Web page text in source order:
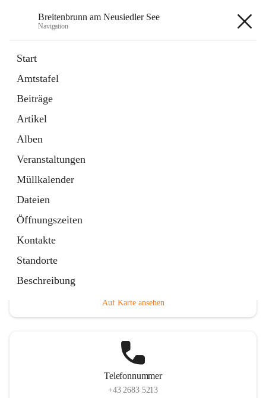
Breitenbrunn am Neusiedler See
Navigation
Start
Amtstafel
Beiträge
Artikel
Alben
Veranstaltungen
Müllkalender
Dateien
Öffnungszeiten
Kontakte
Standorte
Beschreibung
18 Schnellzugriffe
Gemeindeservice
Auf Karte ansehen
Telefonnummer
+43 2683 5213